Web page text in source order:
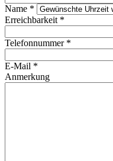
Name *
Erreichbarkeit *
Telefonnummer *
E-Mail *
Anmerkung